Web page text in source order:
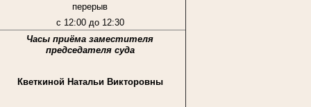
перерыв
с 12:00 до 12:30
Часы приёма заместителя
председателя суда
Кветкиной Натальи Викторовны